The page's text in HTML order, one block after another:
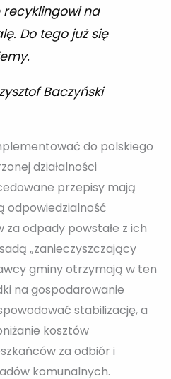
na
Do tego już się
Baczyński
do polskiego
działalności
przepisy mają
odpowiedzialność
odpady powstałe z ich
„zanieczyszczający
gminy otrzymają w ten
na gospodarowanie
stabilizację, a
kosztów
za odbiór i
komunalnych.